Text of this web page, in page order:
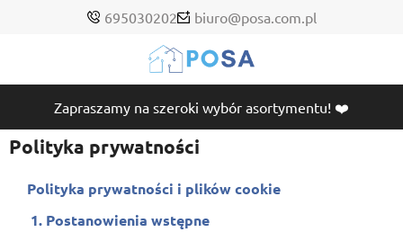
695030202 biuro@posa.com.pl
Zapraszamy na szeroki wybór asortymentu! ❤️
Polityka prywatności
Polityka prywatności i plików cookie
1. Postanowienia wstępne